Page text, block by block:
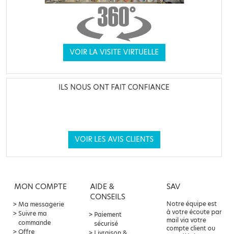
VOIR LA VISITE VIRTUELLE
ILS NOUS ONT FAIT CONFIANCE
VOIR LES AVIS CLIENTS
MON COMPTE
Ma messagerie
Suivre ma
commande
Offre
AIDE &
CONSEILS
Paiement
sécurisé
SAV
Notre équipe est
à votre écoute par
mail via votre
compte client ou